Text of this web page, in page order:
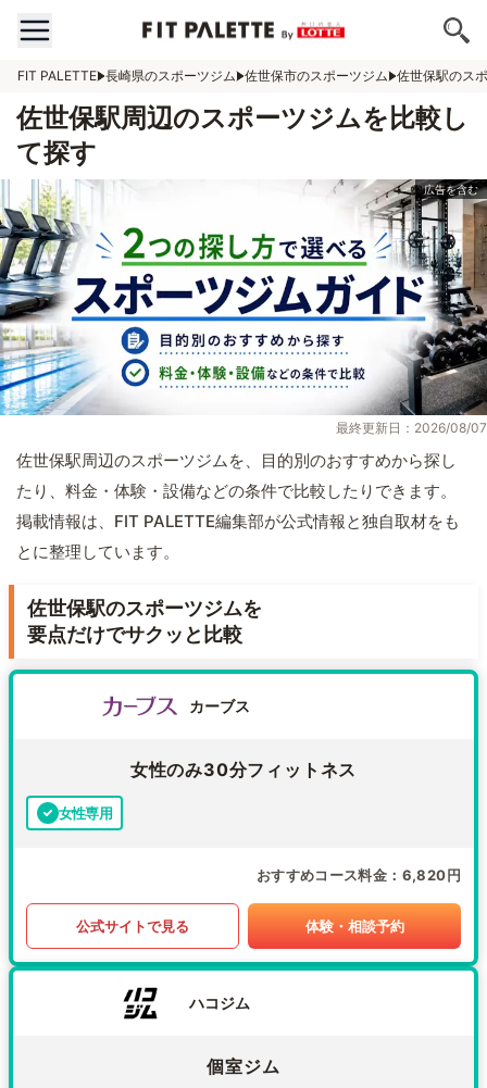
FIT PALETTE 長崎県のスポーツジム 佐世保市のスポーツジム 佐世保駅のス
佐世保駅周辺のスポーツジムを比較し
て探す
最終更新日：2026/08/07
佐世保駅周辺のスポーツジムを、目的別のおすすめから探し
たり、料金・体験・設備などの条件で比較したりできます。
掲載情報は、FIT PALETTE編集部が公式情報と独自取材をも
とに整理しています。
佐世保駅のスポーツジムを
要点だけでサクッと比較
カーブス
女性のみ30分フィットネス
女性専用
おすすめコース料金 6,820円
公式サイトで見る 体験・相談予約
ハコジム
個室ジム